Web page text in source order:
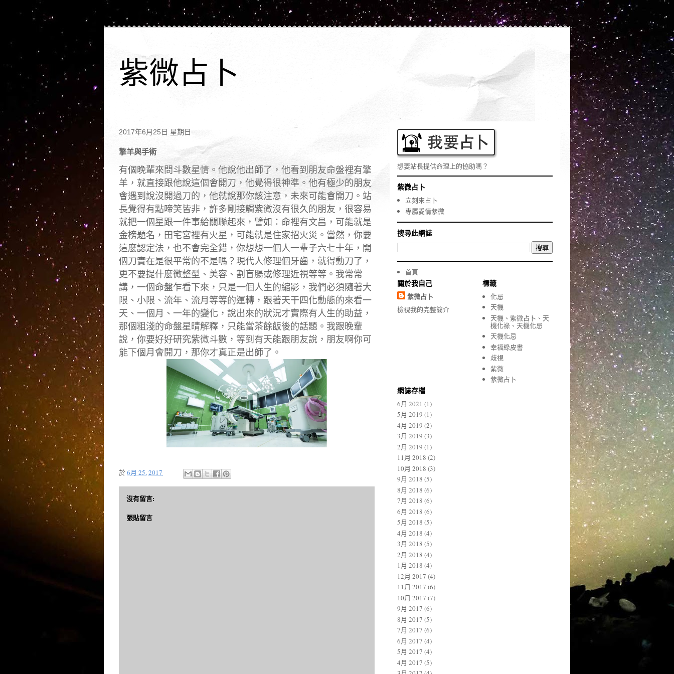
紫微占卜
2017年6月25日 星期日
擎羊與手術
有個晚輩來問斗數星情。他說他出師了，他看到朋友命盤裡有擎
羊， 就直接跟他說這個會開刀，他覺得很神準。 他有極少的朋友
會遇到說沒開過刀的，他就說那你該注意， 未來可能會開刀。站
長覺得有點啼笑皆非， 許多剛接觸紫微沒有很久的朋友， 很容易
就把一個星跟一件事給關聯起來，譬如：命裡有文昌， 可能就是
金榜題名，田宅宮裡有火星，可能就是住家招火災。當然， 你要
這麼認定法，也不會完全錯，你想想一個人一輩子六七十年， 開
個刀實在是很平常的不是嗎？現代人修理個牙齒，就得動刀了，
更不要提什麼微整型、美容、割盲腸或修理近視等等。我常常
講， 一個命盤乍看下來，只是一個人生的縮影，我們必須隨著大
限、 小限、流年、流月等等的運轉，跟著天干四化動態的來看一
天、 一個月、一年的變化，說出來的狀況才實際有人生的助益，
那個粗淺的命盤星晴解釋，只能當茶餘飯後的話題。我跟晚輩
說， 你要好好研究紫微斗數，等到有天能跟朋友說， 朋友啊你可
能下個月會開刀，那你才真正是出師了。
於6月 25, 2017
沒有留言:
張貼留言
想要站長提供命理上的協助嗎？
紫微占卜
立刻來占卜
專屬愛情紫微
搜尋此網誌
首頁
關於我自己
紫微占卜
檢視我的完整簡介
標籤
化忌
天機
天機、紫微占卜、天
機化祿、天機化忌
天機化忌
幸福綠皮書
歧視
紫微
紫微占卜
網誌存檔
6月 2021 (1)
5月 2019 (1)
4月 2019 (2)
3月 2019 (3)
2月 2019 (1)
11月 2018 (2)
10月 2018 (3)
9月 2018 (5)
8月 2018 (6)
7月 2018 (6)
6月 2018 (6)
5月 2018 (5)
4月 2018 (4)
3月 2018 (5)
2月 2018 (4)
1月 2018 (4)
12月 2017 (4)
11月 2017 (6)
10月 2017 (7)
9月 2017 (6)
8月 2017 (5)
7月 2017 (6)
6月 2017 (4)
5月 2017 (4)
4月 2017 (5)